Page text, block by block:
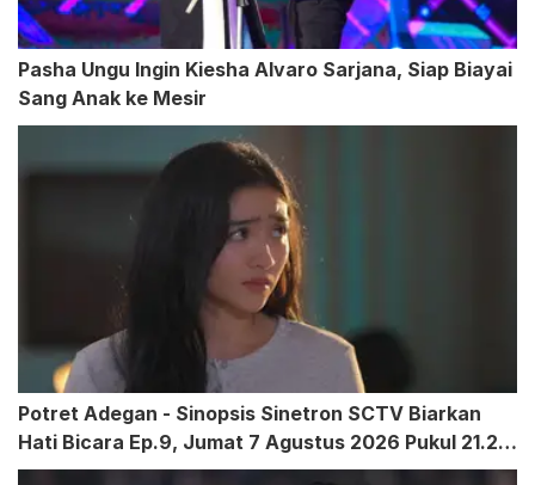
Pasha Ungu Ingin Kiesha Alvaro Sarjana, Siap Biayai
Sang Anak ke Mesir
Potret Adegan - Sinopsis Sinetron SCTV Biarkan
Hati Bicara Ep.9, Jumat 7 Agustus 2026 Pukul 21.20
WIB